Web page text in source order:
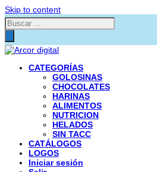
Skip to content
Búsqueda
de
productos
CATEGORÍAS
GOLOSINAS
CHOCOLATES
HARINAS
ALIMENTOS
NUTRICION
HELADOS
SIN TACC
CATÁLOGOS
LOGOS
Iniciar sesión